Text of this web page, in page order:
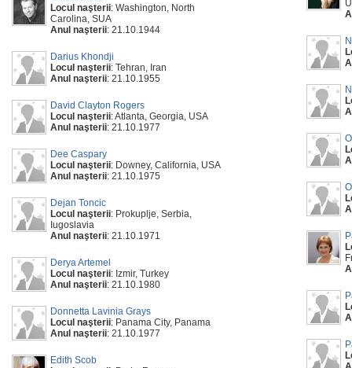
Locul naşterii: Washington, North
Carolina, SUA
Anul naşterii: 21.10.1944
Darius Khondji
Locul naşterii: Tehran, Iran
Anul naşterii: 21.10.1955
David Clayton Rogers
Locul naşterii: Atlanta, Georgia, USA
Anul naşterii: 21.10.1977
Dee Caspary
Locul naşterii: Downey, California, USA
Anul naşterii: 21.10.1975
Dejan Toncic
Locul naşterii: Prokuplje, Serbia,
Iugoslavia
Anul naşterii: 21.10.1971
Derya Artemel
Locul naşterii: Izmir, Turkey
Anul naşterii: 21.10.1980
Donnetta Lavinia Grays
Locul naşterii: Panama City, Panama
Anul naşterii: 21.10.1977
Edith Scob